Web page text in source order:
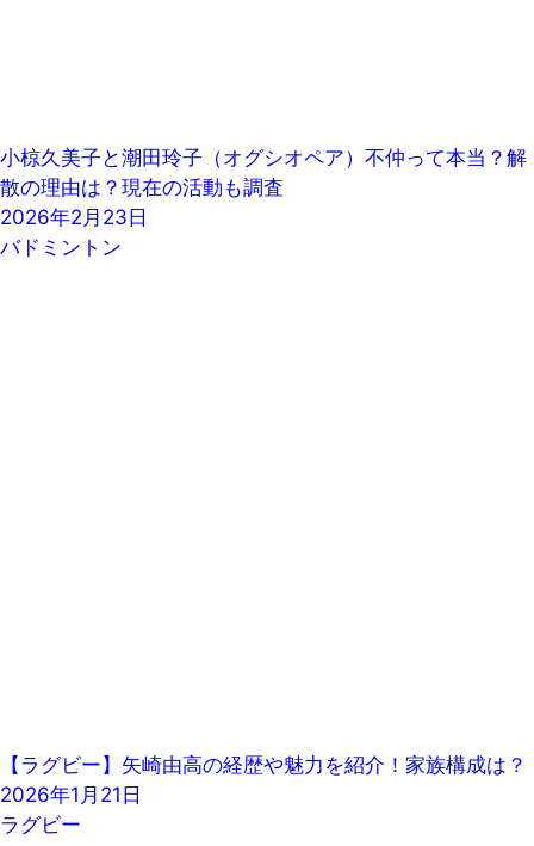
小椋久美子と潮田玲子（オグシオペア）不仲って本当？解
散の理由は？現在の活動も調査
2026年2月23日
バドミントン
【ラグビー】矢崎由高の経歴や魅力を紹介！家族構成は？
2026年1月21日
ラグビー